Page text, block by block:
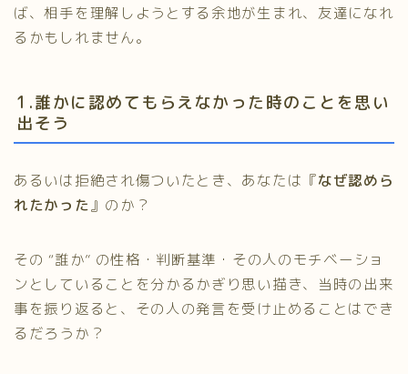
ば、相手を理解しようとする余地が生まれ、友達になれ
るかもしれません。
1.誰かに認めてもらえなかった時のことを思い
出そう
あるいは拒絶され傷ついたとき、あなたは『なぜ認めら
れたかった』のか？
その “誰か” の性格・判断基準・その人のモチベーショ
ンとしていることを分かるかぎり思い描き、当時の出来
事を振り返ると、その人の発言を受け止めることはでき
るだろうか？